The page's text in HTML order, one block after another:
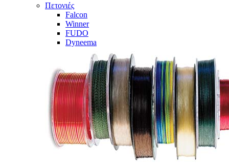
Πετονιές
Falcon
Winner
FUDO
Dyneema